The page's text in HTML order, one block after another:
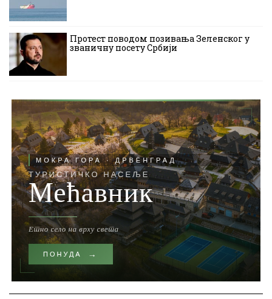
Протест поводом позивања Зеленског у
званичну посету Србији